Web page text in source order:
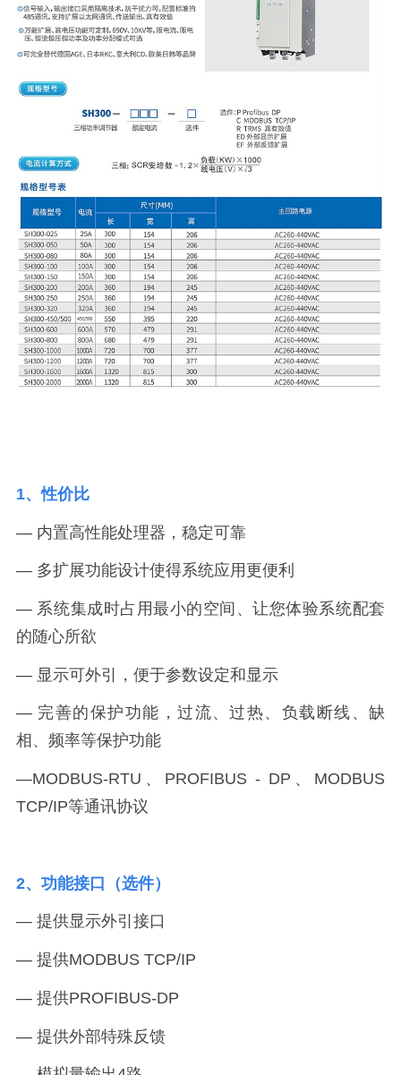
1、性价比
— 内置高性能处理器，稳定可靠
— 多扩展功能设计使得系统应用更便利
— 系统集成时占用最小的空间、让您体验系统配套
的随心所欲
— 显示可外引，便于参数设定和显示
— 完善的保护功能，过流、过热、负载断线、缺
相、频率等保护功能
—MODBUS-RTU、PROFIBUS - DP、MODBUS
TCP/IP等通讯协议
2、功能接口（选件）
— 提供显示外引接口
— 提供MODBUS TCP/IP
— 提供PROFIBUS-DP
— 提供外部特殊反馈